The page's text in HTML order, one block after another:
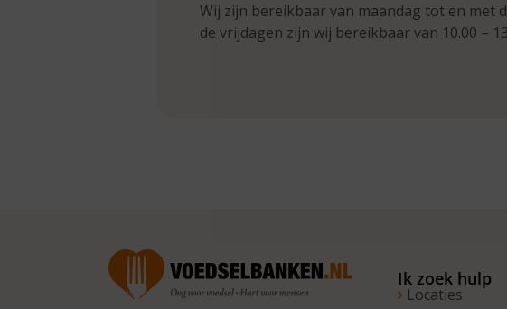
Wij zijn bereikbaar van maandag tot en met
de vrijdagen zijn wij bereikbaar van 10.00 –
Ik zoek hulp
Locaties